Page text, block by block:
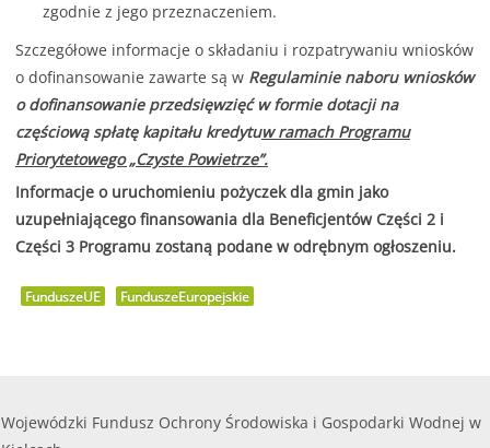
zgodnie z jego przeznaczeniem.
Szczegółowe informacje o składaniu i rozpatrywaniu wniosków
o dofinansowanie zawarte są w Regulaminie naboru wniosków
o dofinansowanie przedsięwzięć w formie dotacji na
częściową spłatę kapitału kredytuw ramach Programu
Priorytetowego „Czyste Powietrze”.
Informacje o uruchomieniu pożyczek dla gmin jako
uzupełniającego finansowania dla Beneficjentów Części 2 i
Części 3 Programu zostaną podane w odrębnym ogłoszeniu.
FunduszeUE FunduszeEuropejskie
Wojewódzki Fundusz Ochrony Środowiska i Gospodarki Wodnej w